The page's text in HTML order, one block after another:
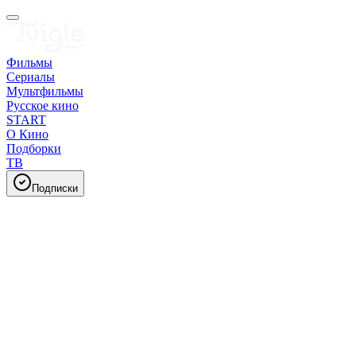
Фильмы
Сериалы
Мультфильмы
Русское кино
START
О Кино
Подборки
ТВ
Подписки